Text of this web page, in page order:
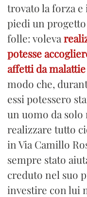
trovato la forza
piedi un
folle: voleva
potesse
affetti da
modo che,
essi potessero
un uomo da
realizzare tutto
in Via Camillo
sempre stato
creduto nel suo
investire con lui